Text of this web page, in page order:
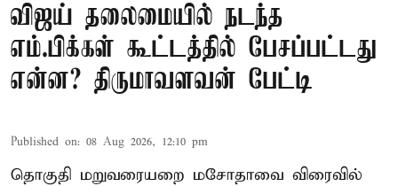
விஜய் தலைமையில் நடந்த
எம்.பிக்கள் கூட்டத்தில் பேசப்பட்டது
என்ன? திருமாவளவன் பேட்டி
Published on: 08 Aug 2026, 12:10 pm
தொகுதி மறுவரையறை மசோதாவை விரைவில்